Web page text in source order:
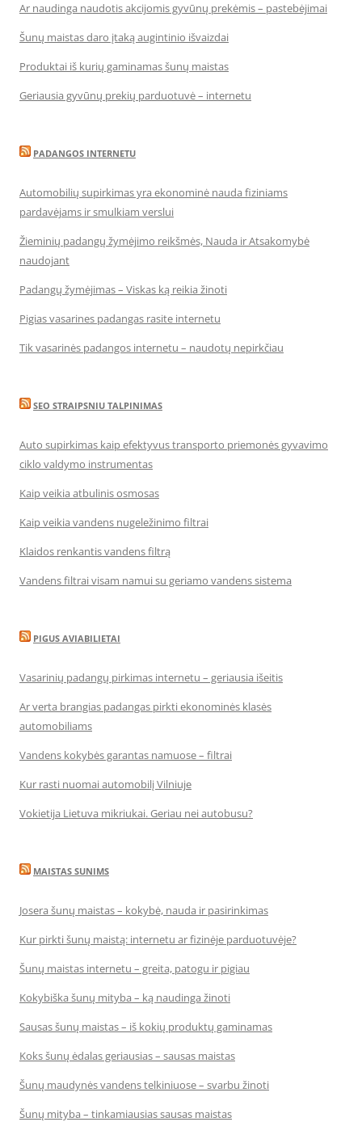
Ar naudinga naudotis akcijomis gyvūnų prekėmis – pastebėjimai
Šunų maistas daro įtaką augintinio išvaizdai
Produktai iš kurių gaminamas šunų maistas
Geriausia gyvūnų prekių parduotuvė – internetu
PADANGOS INTERNETU
Automobilių supirkimas yra ekonominė nauda fiziniams
pardavėjams ir smulkiam verslui
Žieminių padangų žymėjimo reikšmės, Nauda ir Atsakomybė
naudojant
Padangų žymėjimas – Viskas ką reikia žinoti
Pigias vasarines padangas rasite internetu
Tik vasarinės padangos internetu – naudotų nepirkčiau
SEO STRAIPSNIU TALPINIMAS
Auto supirkimas kaip efektyvus transporto priemonės gyvavimo
ciklo valdymo instrumentas
Kaip veikia atbulinis osmosas
Kaip veikia vandens nugeležinimo filtrai
Klaidos renkantis vandens filtrą
Vandens filtrai visam namui su geriamo vandens sistema
PIGUS AVIABILIETAI
Vasarinių padangų pirkimas internetu – geriausia išeitis
Ar verta brangias padangas pirkti ekonominės klasės
automobiliams
Vandens kokybės garantas namuose – filtrai
Kur rasti nuomai automobilį Vilniuje
Vokietija Lietuva mikriukai. Geriau nei autobusu?
MAISTAS SUNIMS
Josera šunų maistas – kokybė, nauda ir pasirinkimas
Kur pirkti šunų maistą: internetu ar fizinėje parduotuvėje?
Šunų maistas internetu – greita, patogu ir pigiau
Kokybiška šunų mityba – ką naudinga žinoti
Sausas šunų maistas – iš kokių produktų gaminamas
Koks šunų ėdalas geriausias – sausas maistas
Šunų maudynės vandens telkiniuose – svarbu žinoti
Šunų mityba – tinkamiausias sausas maistas